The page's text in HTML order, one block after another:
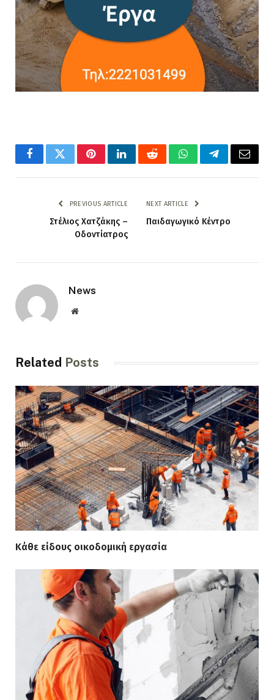
FacebookTwitterPinterestLinkedInRedditWhatsAppTelegramEmail
PREVIOUS ARTICLE
Στέλιος Χατζάκης –
Οδοντίατρος
NEXT ARTICLE
Παιδαγωγικό Κέντρο
News
Website
Related Posts
Κάθε είδους οικοδομική εργασία